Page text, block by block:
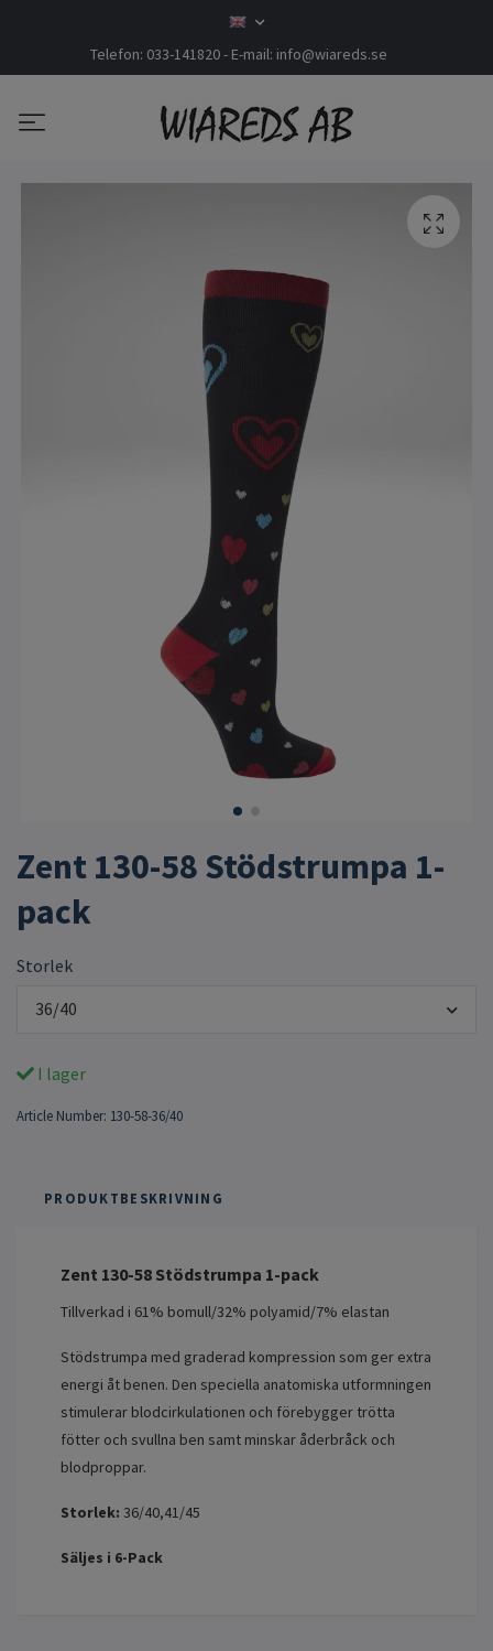
Telefon: 033-141820 - E-mail: info@wiareds.se
Zent 130-58 Stödstrumpa 1-
pack
Storlek
36/40
I lager
Article Number: 130-58-36/40
PRODUKTBESKRIVNING
Zent 130-58 Stödstrumpa 1-pack
Tillverkad i 61% bomull/32% polyamid/7% elastan
Stödstrumpa med graderad kompression som ger extra
energi åt benen. Den speciella anatomiska utformningen
stimulerar blodcirkulationen och förebygger trötta
fötter och svullna ben samt minskar åderbråck och
blodproppar.
Storlek: 36/40,41/45
Säljes i 6-Pack